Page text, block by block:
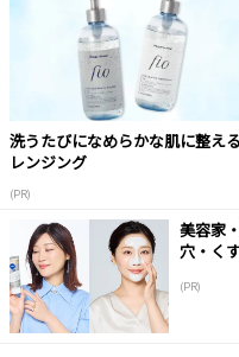
洗うたびになめらかな肌に整え
レンジング
(PR)
美容家
穴・く
(PR)